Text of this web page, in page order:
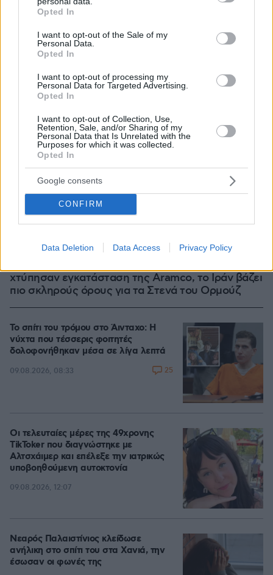
grant or deny consent to Google and its third-party tags to
use your data for below specified purposes in below Google
consent section.
Opted In
I want to opt-out of the Sale of my
Personal Data.
Opted In
I want to opt-out of processing my
Personal Data for Targeted Advertising.
Opted In
I want to opt-out of Collection, Use,
Retention, Sale, and/or Sharing of my
Personal Data that Is Unrelated with the
Purposes for which it was collected.
Opted In
Google consents
CONFIRM
Data Deletion Data Access Privacy Policy
χτύπησαν εγκατάσταση της Aramco, το Ιράν βάζει
πιο σκληρούς όρους για τα Στενά του Ορμούζ
09.08.2026, 12:09
Το σπίτι του τρόμου στο Άινταχο: Η
νύχτα που τέσσερις φοιτητές
δολοφονήθηκαν μέσα σε λίγα λεπτά
09.08.2026, 08:33 25
Οι τελευταίες μέρες της 49χρονης
TikToker που διαγνώστηκε με
Αλτσχάιμερ και επέλεξε την ιατρικώς
υποβοηθούμενη αυτοκτονία
09.08.2026, 12:07
Νεαρός Παλαιστίνιος κλείδωσε
ανήλικη στο σπίτι του στα Χανιά, την
έσωσαν οι φωνές της